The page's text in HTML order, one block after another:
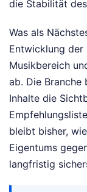
die Stabilität
Was als
Entwicklung der
Musikbereich
ab. Die
Inhalte die
bleibt bisher,
Eigentums
langfristig